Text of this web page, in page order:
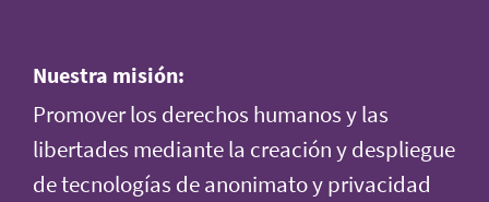
Nuestra misión:
Promover los derechos humanos y las
libertades mediante la creación y despliegue
de tecnologías de anonimato y privacidad